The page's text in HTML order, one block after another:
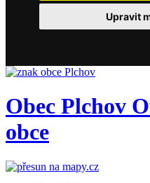
Upravit
Obec Plchov
obce